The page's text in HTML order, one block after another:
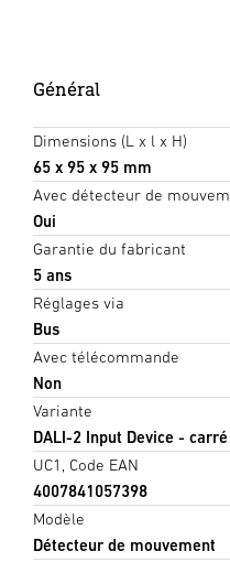
Général
Dimensions (L x l x H)
65 x 95 x 95 mm
Avec détecteur de
Oui
Garantie du fabricant
5 ans
Réglages via
Bus
Avec télécommande
Non
Variante
DALI-2 Input Device -
UC1, Code EAN
4007841057398
Modèle
Détecteur de mouvement